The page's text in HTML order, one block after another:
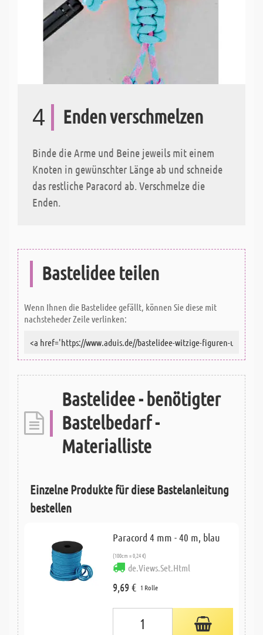
4 Enden verschmelzen
Binde die Arme und Beine jeweils mit einem
Knoten in gewünschter Länge ab und schneide
das restliche Paracord ab. Verschmelze die
Enden.
Bastelidee teilen
Wenn Ihnen die Bastelidee gefällt, können Sie diese mit
nachsteheder Zeile verlinken:
Bastelidee - benötigter
Bastelbedarf -
Materialliste
Einzelne Produkte für diese Bastelanleitung
bestellen
Paracord 4 mm - 40 m, blau
(100cm = 0,24 €)
de.Views.Set.Html
9,69 € 1 Rolle